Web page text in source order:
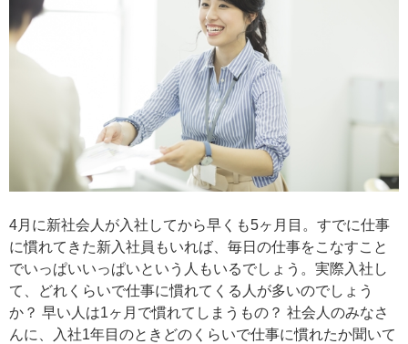
4月に新社会人が入社してから早くも5ヶ月目。すでに仕事
に慣れてきた新入社員もいれば、毎日の仕事をこなすこと
でいっぱいいっぱいという人もいるでしょう。実際入社し
て、どれくらいで仕事に慣れてくる人が多いのでしょう
か？ 早い人は1ヶ月で慣れてしまうもの？ 社会人のみなさ
んに、入社1年目のときどのくらいで仕事に慣れたか聞いて